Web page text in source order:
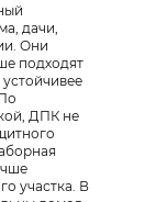
дачи,
Они
подходят
ДПК не
участка. В